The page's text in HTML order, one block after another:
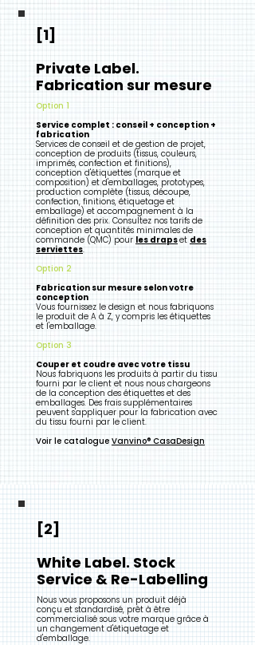
[1]
Private Label.
Fabrication sur mesure
Option 1
Service complet : conseil + conception +
fabrication
Services de conseil et de gestion de projet,
conception de produits (tissus, couleurs,
imprimés, confection et finitions),
conception d'étiquettes (marque et
composition) et d'emballages, prototypes,
production complète (tissus, découpe,
confection, finitions, étiquetage et
emballage) et accompagnement à la
définition des prix. Consultez nos tarifs de
conception et quantités minimales de
commande (QMC) pour les drapset des
serviettes.
Option 2
Fabrication sur mesure selon votre
conception
Vous fournissez le design et nous fabriquons
le produit de A à Z, y compris les étiquettes
et l'emballage.
Option 3
Couper et coudre avec votre tissu
Nous fabriquons les produits à partir du tissu
fourni par le client et nous nous chargeons
de la conception des étiquettes et des
emballages. Des frais supplémentaires
peuvent s'appliquer pour la fabrication avec
du tissu fourni par le client.
Voir le catalogue Vanvino® CasaDesign
[2]
White Label. Stock
Service & Re-Labelling
Nous vous proposons un produit déjà
conçu et standardisé, prêt à être
commercialisé sous votre marque grâce à
un changement d'étiquetage et
d'emballage.